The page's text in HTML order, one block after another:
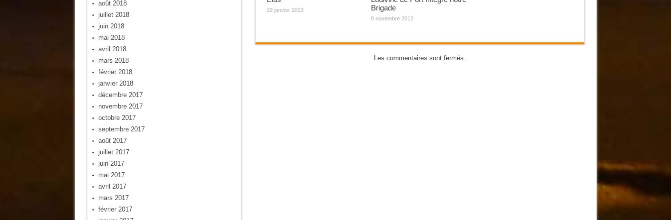
29 janvier 2013
Brigade
8 novembre 2012
Les commentaires sont fermés.
août 2018
juillet 2018
juin 2018
mai 2018
avril 2018
mars 2018
février 2018
janvier 2018
décembre 2017
novembre 2017
octobre 2017
septembre 2017
août 2017
juillet 2017
juin 2017
mai 2017
avril 2017
mars 2017
février 2017